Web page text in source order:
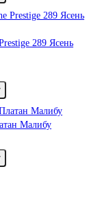
289 Ясень
Малибу